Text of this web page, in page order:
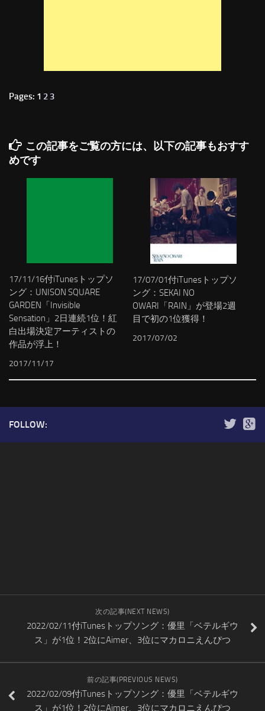
Pages: 1 2 3
この記事をご覧の方には、以下の記事もおすす
めです
17/11/16付iTunesトップソ
ング：UNISON SQUARE
GARDEN「Invisible
Sensation」2日連続1位！紅
白出場決定アーティストの
作品が浮上！
2017/11/17
17/07/01付iTunesトップソ
ング：SEKAI NO
OWARI「RAIN」が登場2週
目で初の1位獲得！
2017/07/02
FOLLOW:
次の記事(NEXT NEWS)
2022/02/11付iTunesトップソング：優里「ベテルギウ
ス」が1位！2位にAimer、3位にマカロニえんぴつ
前の記事(PREVIOUS NEWS)
2022/02/09付iTunesトップソング：優里「ベテルギウ
ス」が1位！2位にAimer、3位にマカロニえんぴつ